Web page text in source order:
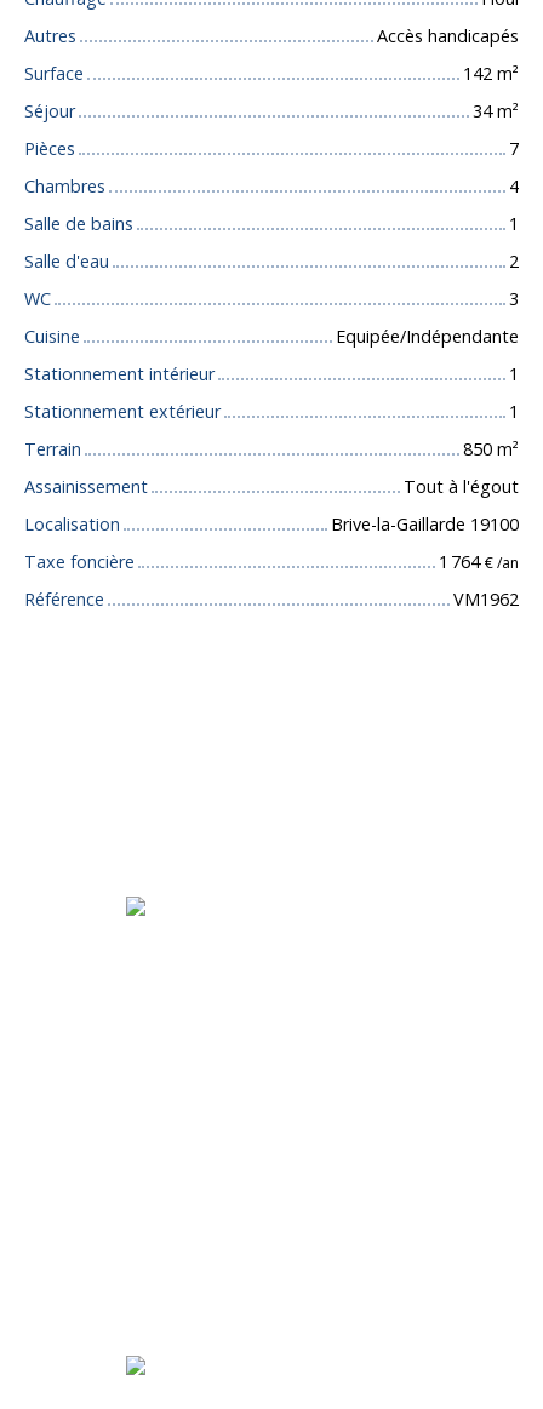
Autres
Accès handicapés
Surface
142 m²
Séjour
34m²
Pièces
7
Chambres
4
Salle de bains
1
Salle d'eau
2
WC
3
Cuisine
Equipée/Indépendante
Stationnement intérieur
1
Stationnement extérieur
1
Terrain
850 m²
Assainissement
Tout à l'égout
Localisation
Brive-la-Gaillarde 19100
Taxe foncière
1 764€ /an
Référence VM1962